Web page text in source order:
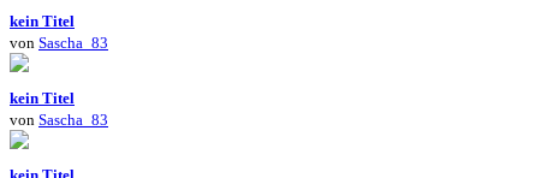
kein Titel
von Sascha_83
kein Titel
von Sascha_83